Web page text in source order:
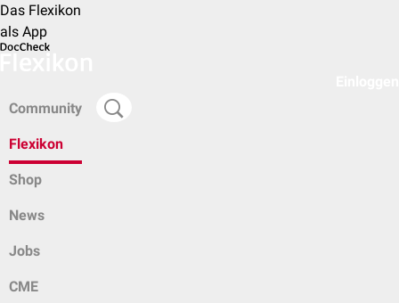
Das Flexikon
als App
Community
Flexikon
Shop
News
Jobs
CME